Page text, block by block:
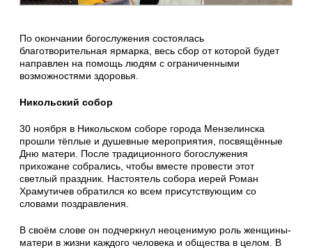
По окончании богослужения состоялась
благотворительная ярмарка, весь сбор от которой будет
направлен на помощь людям с ограниченными
возможностями здоровья.
Никольский собор
30 ноября в Никольском соборе города Мензелинска
прошли тёплые и душевные мероприятия, посвящённые
Дню матери. После традиционного богослужения
прихожане собрались, чтобы вместе провести этот
светлый праздник. Настоятель собора иерей Роман
Храмутичев обратился ко всем присутствующим со
словами поздравления.
В своём слове он подчеркнул неоценимую роль женщины-
матери в жизни каждого человека и общества в целом. В